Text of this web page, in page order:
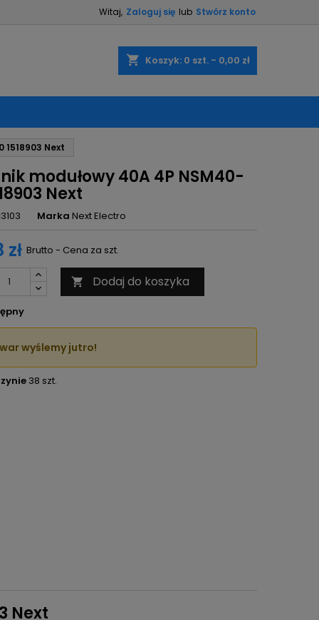
Witaj, Zaloguj się lub Stwórz konto
shopping_cart Koszyk: 0 szt. - 0,00 zł
1518903 Next
modułowy 40A 4P NSM40-
Next
Marka Next Electro
zł Brutto - Cena za szt.
 Dodaj do koszyka
wyślemy jutro!
38 szt.
Next